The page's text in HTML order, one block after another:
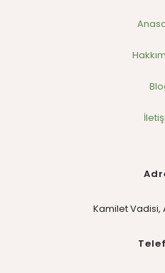
Kamilet Vadisi,